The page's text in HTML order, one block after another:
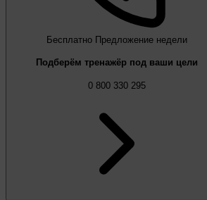
Бесплатно Предложение недели
Подберём тренажёр под ваши цели
0 800 330 295